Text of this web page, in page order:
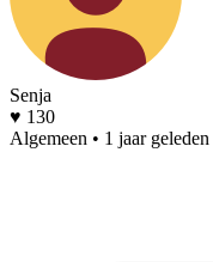
Senja
♥ 130
Algemeen • 1 jaar geleden